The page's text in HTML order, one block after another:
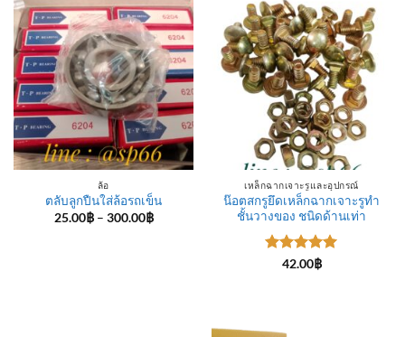
ล้อ
ตลับลูกปืนใส่ล้อรถเข็น
25.00฿ – 300.00฿Price
เหล็กฉากเจาะรูและอุปกรณ์
น๊อตสกรูยึดเหล็กฉากเจาะรูทำ
ชั้นวางของ ชนิดด้านเท่า
ให้คะแนน
42.00฿